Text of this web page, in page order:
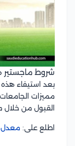
شروط ماجستير
بعد استيفاء
مميزات
القبول من
اطلع على: معدل